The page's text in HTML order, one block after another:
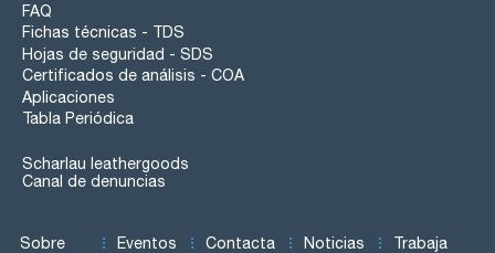
FAQ
Fichas técnicas - TDS
Hojas de seguridad - SDS
Certificados de análisis - COA
Aplicaciones
Tabla Periódica
Scharlau leathergoods
Canal de denuncias
Sobre
Eventos Contacta Noticias
Trabaja